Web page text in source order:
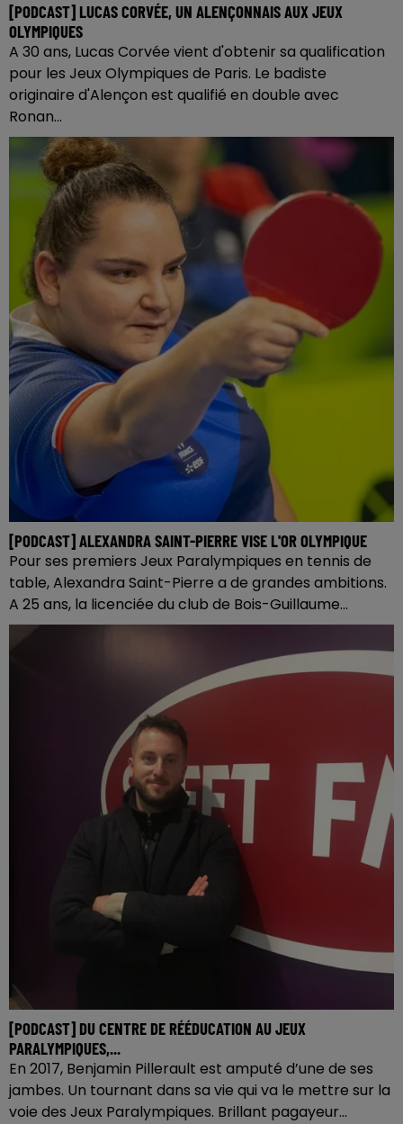
[PODCAST] LUCAS CORVÉE, UN ALENÇONNAIS AUX JEUX
OLYMPIQUES
A 30 ans, Lucas Corvée vient d'obtenir sa qualification
pour les Jeux Olympiques de Paris. Le badiste
originaire d'Alençon est qualifié en double avec
Ronan...
[PODCAST] ALEXANDRA SAINT-PIERRE VISE L'OR OLYMPIQUE
Pour ses premiers Jeux Paralympiques en tennis de
table, Alexandra Saint-Pierre a de grandes ambitions.
A 25 ans, la licenciée du club de Bois-Guillaume...
[PODCAST] DU CENTRE DE RÉÉDUCATION AU JEUX
PARALYMPIQUES,...
En 2017, Benjamin Pillerault est amputé d’une de ses
jambes. Un tournant dans sa vie qui va le mettre sur la
voie des Jeux Paralympiques. Brillant pagayeur...